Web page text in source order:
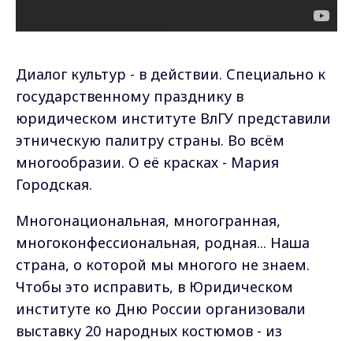
Диалог культур - в действии. Специально к
государственному празднику в
юридическом институте ВлГУ представили
этническую палитру страны. Во всём
многообразии. О её красках - Мария
Городская.
Многонациональная, многогранная,
многоконфессиональная, родная... Наша
страна, о которой мы многого не знаем.
Чтобы это исправить, в Юридическом
институте ко Дню России организовали
выставку 20 народных костюмов - из